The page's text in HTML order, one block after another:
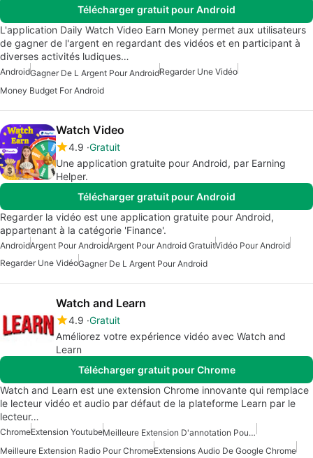
Télécharger gratuit pour Android
L'application Daily Watch Video Earn Money permet aux utilisateurs
de gagner de l'argent en regardant des vidéos et en participant à
diverses activités ludiques…
AndroidGagner De L Argent Pour AndroidRegarder Une Vidéo
Money Budget For Android
Watch Video
4.9 Gratuit
Une application gratuite pour Android, par Earning
Helper.
Télécharger gratuit pour Android
Regarder la vidéo est une application gratuite pour Android,
appartenant à la catégorie 'Finance'.
AndroidArgent Pour AndroidArgent Pour Android GratuitVidéo Pour Android
Regarder Une VidéoGagner De L Argent Pour Android
Watch and Learn
4.9 Gratuit
Améliorez votre expérience vidéo avec Watch and
Learn
Télécharger gratuit pour Chrome
Watch and Learn est une extension Chrome innovante qui remplace
le lecteur vidéo et audio par défaut de la plateforme Learn par le
lecteur…
ChromeExtension Youtube
Meilleure Extension D'annotation Pour Chrome
Meilleure Extension Radio Pour ChromeExtensions Audio De Google Chrome